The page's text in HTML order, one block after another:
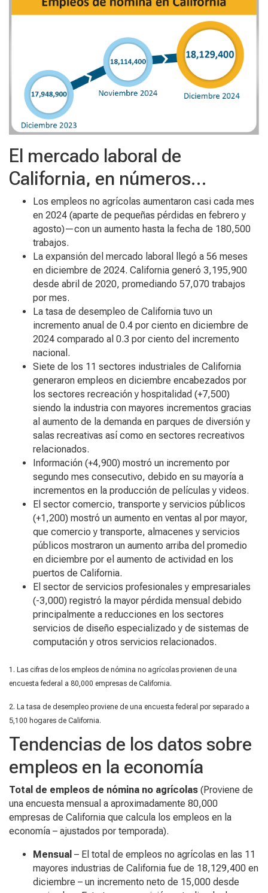
El mercado laboral de
California, en números…
Los empleos no agrícolas aumentaron casi cada mes
en 2024 (aparte de pequeñas pérdidas en febrero y
agosto)—con un aumento hasta la fecha de 180,500
trabajos.
La expansión del mercado laboral llegó a 56 meses
en diciembre de 2024. California generó 3,195,900
desde abril de 2020, promediando 57,070 trabajos
por mes.
La tasa de desempleo de California tuvo un
incremento anual de 0.4 por ciento en diciembre de
2024 comparado al 0.3 por ciento del incremento
nacional.
Siete de los 11 sectores industriales de California
generaron empleos en diciembre encabezados por
los sectores recreación y hospitalidad (+7,500)
siendo la industria con mayores incrementos gracias
al aumento de la demanda en parques de diversión y
salas recreativas así como en sectores recreativos
relacionados.
Información (+4,900) mostró un incremento por
segundo mes consecutivo, debido en su mayoría a
incrementos en la producción de películas y videos.
El sector comercio, transporte y servicios públicos
(+1,200) mostró un aumento en ventas al por mayor,
que comercio y transporte, almacenes y servicios
públicos mostraron un aumento arriba del promedio
en diciembre por el aumento de actividad en los
puertos de California.
El sector de servicios profesionales y empresariales
(-3,000) registró la mayor pérdida mensual debido
principalmente a reducciones en los sectores
servicios de diseño especializado y de sistemas de
computación y otros servicios relacionados.
1. Las cifras de los empleos de nómina no agrícolas provienen de una
encuesta federal a 80,000 empresas de California.
2. La tasa de desempleo proviene de una encuesta federal por separado a
5,100 hogares de California.
Tendencias de los datos sobre
empleos en la economía
Total de empleos de nómina no agrícolas (Proviene de
una encuesta mensual a aproximadamente 80,000
empresas de California que calcula los empleos en la
economía – ajustados por temporada).
Mensual – El total de empleos no agrícolas en las 11
mayores industrias de California fue de 18,129,400 en
diciembre – un incremento neto de 15,000 desde